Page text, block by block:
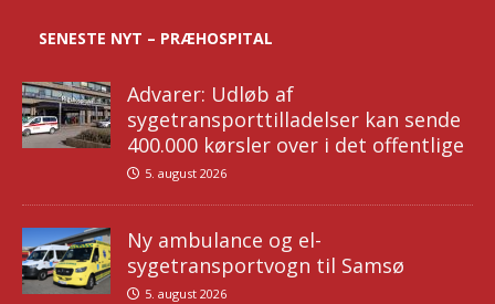
SENESTE NYT – PRÆHOSPITAL
Advarer: Udløb af
sygetransporttilladelser kan sende
400.000 kørsler over i det offentlige
5. august 2026
Ny ambulance og el-
sygetransportvogn til Samsø
5. august 2026